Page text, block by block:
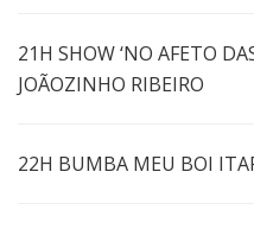
21H SHOW ‘NO AFETO
JOÃOZINHO RIBEIRO
22H BUMBA MEU BOI